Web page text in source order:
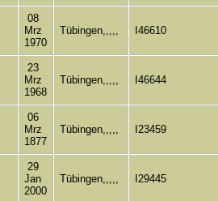
08
Mrz
1970
Tübingen,,,,, I46610
23
Mrz
1968
Tübingen,,,,, I46644
06
Mrz
1877
Tübingen,,,,, I23459
29
Jan
2000
Tübingen,,,,, I29445